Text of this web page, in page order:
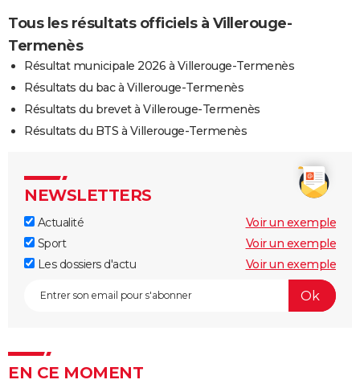
Tous les résultats officiels à Villerouge-
Termenès
Résultat municipale 2026 à Villerouge-Termenès
Résultats du bac à Villerouge-Termenès
Résultats du brevet à Villerouge-Termenès
Résultats du BTS à Villerouge-Termenès
NEWSLETTERS
Actualité
Voir un exemple
Sport
Voir un exemple
Les dossiers d'actu
Voir un exemple
EN CE MOMENT